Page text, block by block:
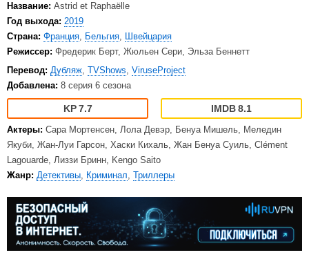
Название: Astrid et Raphaëlle
Год выхода: 2019
Страна: Франция, Бельгия, Швейцария
Режиссер: Фредерик Берт, Жюльен Сери, Эльза Беннетт
Перевод: Дубляж, TVShows, ViruseProject
Добавлена: 8 серия 6 сезона
7.7 8.1
Актеры: Сара Мортенсен, Лола Девэр, Бенуа Мишель, Меледин
Якуби, Жан-Луи Гарсон, Хаски Кихаль, Жан Бенуа Суиль, Clément
Lagouarde, Лиззи Бринн, Kengo Saito
Жанр: Детективы, Криминал, Триллеры